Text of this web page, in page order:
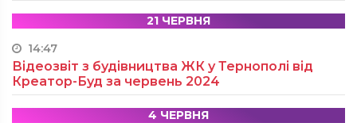
21 ЧЕРВНЯ
14:47
Відеозвіт з будівництва ЖК у Тернополі від
Креатор-Буд за червень 2024
4 ЧЕРВНЯ